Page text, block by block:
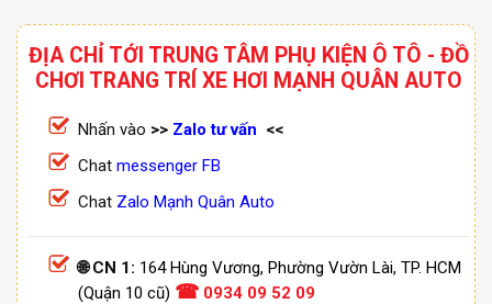
ĐỊA CHỈ TỚI TRUNG TÂM PHỤ KIỆN Ô TÔ - ĐỒ
CHƠI TRANG TRÍ XE HƠI MẠNH QUÂN AUTO
Nhấn vào >> Zalo tư vấn <<
Chat messenger FB
Chat Zalo Mạnh Quân Auto
🌐 CN 1: 164 Hùng Vương, Phường Vườn Lài, TP. HCM
(Quận 10 cũ) ☎ 0934 09 52 09